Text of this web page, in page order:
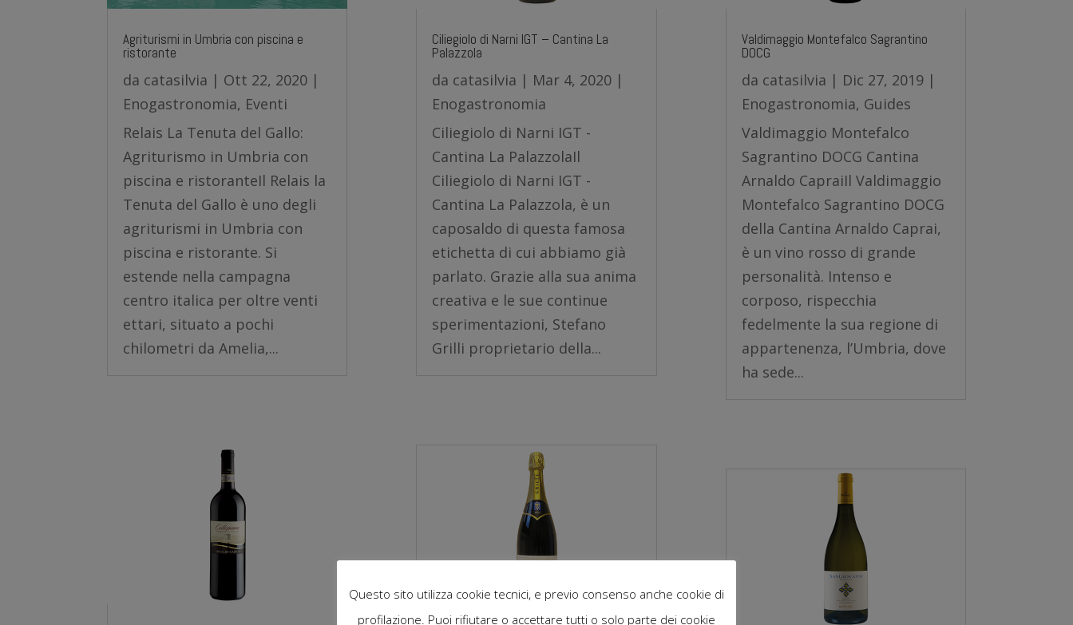
Agriturismi in Umbria con piscina e
ristorante
da catasilvia | Ott 22, 2020 |
Enogastronomia, Eventi
Relais La Tenuta del Gallo:
Agriturismo in Umbria con
piscina e ristoranteIl Relais la
Tenuta del Gallo è uno degli
agriturismi in Umbria con
piscina e ristorante. Si
estende nella campagna
centro italica per oltre venti
ettari, situato a pochi
chilometri da Amelia,...
Ciliegiolo di Narni IGT – Cantina La
Palazzola
da catasilvia | Mar 4, 2020 |
Enogastronomia
Ciliegiolo di Narni IGT -
Cantina La PalazzolaIl
Ciliegiolo di Narni IGT -
Cantina La Palazzola, è un
caposaldo di questa famosa
etichetta di cui abbiamo già
parlato. Grazie alla sua anima
creativa e le sue continue
sperimentazioni, Stefano
Grilli proprietario della...
Valdimaggio Montefalco Sagrantino
DOCG
da catasilvia | Dic 27, 2019|
Enogastronomia, Guides
Valdimaggio Montefalco
Sagrantino DOCG Cantina
Arnaldo CapraiIl Valdimaggio
Montefalco Sagrantino DOCG
della Cantina Arnaldo Caprai,
è un vino rosso di grande
personalità. Intenso e
corposo, rispecchia
fedelmente la sua regione di
appartenenza, l’Umbria, dove
ha sede...
Questo sito utilizza cookie tecnici, e previo consenso anche cookie di
profilazione. Puoi rifiutare o accettare tutti o solo parte dei cookie